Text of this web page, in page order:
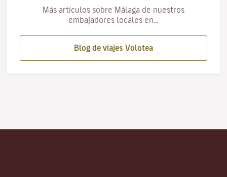
Más artículos sobre Málaga de nuestros
embajadores locales en…
Blog de viajes Volotea